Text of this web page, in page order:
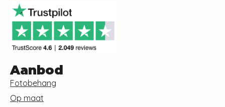
Aanbod
Fotobehang
Op maat